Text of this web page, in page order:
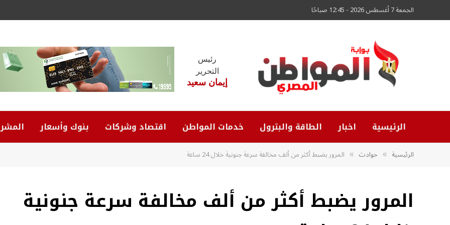
الجمعة 7 أغسطس 2026 - 12:45 صباحًا
رئيس
التحرير
إيمان سعيد
الرئيسية اخبار الطاقة والبترول خدمات المواطن اقتصاد وشركات بنوك وأسعار
الرئيسية » حوادث » المرور يضبط أكثر من ألف مخالفة سرعة جنونية خلال 24 ساعة
المرور يضبط أكثر من ألف مخالفة سرعة جنونية